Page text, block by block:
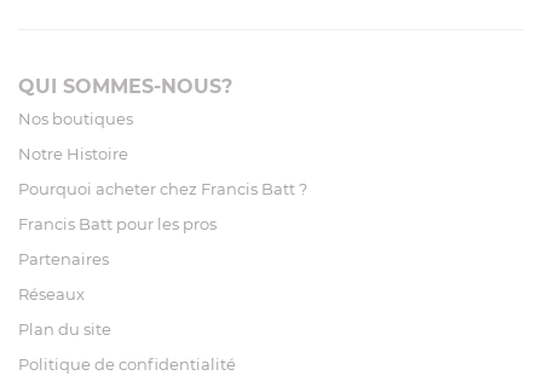
QUI SOMMES-NOUS?
Nos boutiques
Notre Histoire
Pourquoi acheter chez Francis Batt ?
Francis Batt pour les pros
Partenaires
Réseaux
Plan du site
Politique de confidentialité